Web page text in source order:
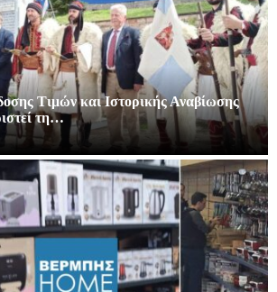
Τιμών και Ιστορικής Αναβίωσης
τη…